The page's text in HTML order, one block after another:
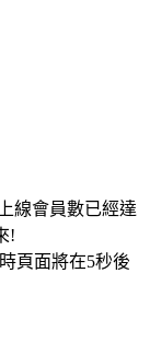
線會員數已經達
!
頁面將在5秒後